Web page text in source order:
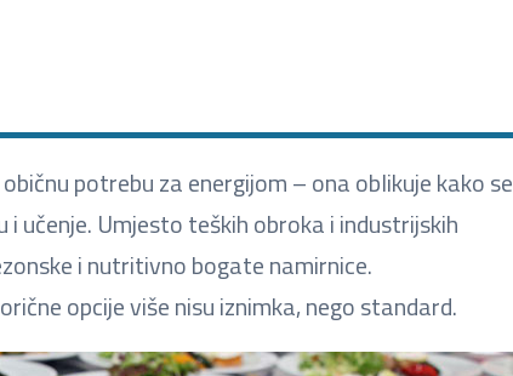
potrebu za energijom – ona oblikuje kako se
učenje. Umjesto teških obroka i industrijskih
i nutritivno bogate namirnice.
opcije više nisu iznimka, nego standard.